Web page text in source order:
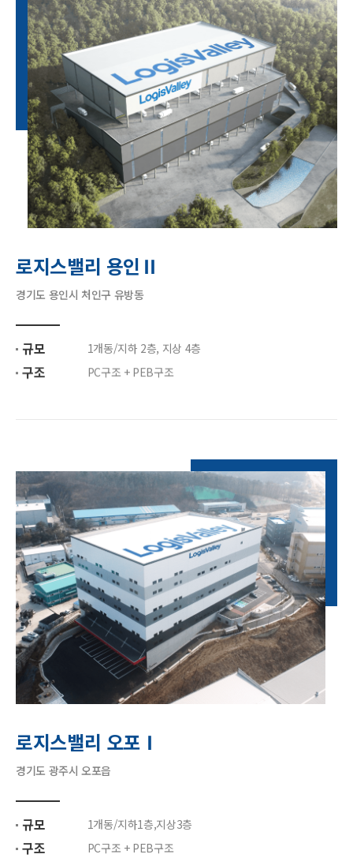
로지스밸리 용인Ⅱ
경기도 용인시 처인구 유방동
규모 1개동/지하 2층, 지상 4층
구조 PC구조 + PEB구조
로지스밸리 오포Ⅰ
경기도 광주시 오포읍
규모 1개동/지하1층,지상3층
구조 PC구조 + PEB구조